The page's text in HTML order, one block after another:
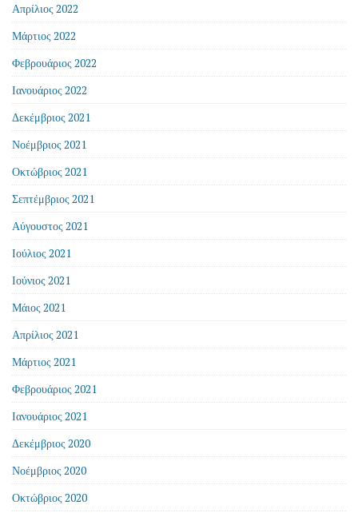
Απρίλιος 2022
Μάρτιος 2022
Φεβρουάριος 2022
Ιανουάριος 2022
Δεκέμβριος 2021
Νοέμβριος 2021
Οκτώβριος 2021
Σεπτέμβριος 2021
Αύγουστος 2021
Ιούλιος 2021
Ιούνιος 2021
Μάιος 2021
Απρίλιος 2021
Μάρτιος 2021
Φεβρουάριος 2021
Ιανουάριος 2021
Δεκέμβριος 2020
Νοέμβριος 2020
Οκτώβριος 2020